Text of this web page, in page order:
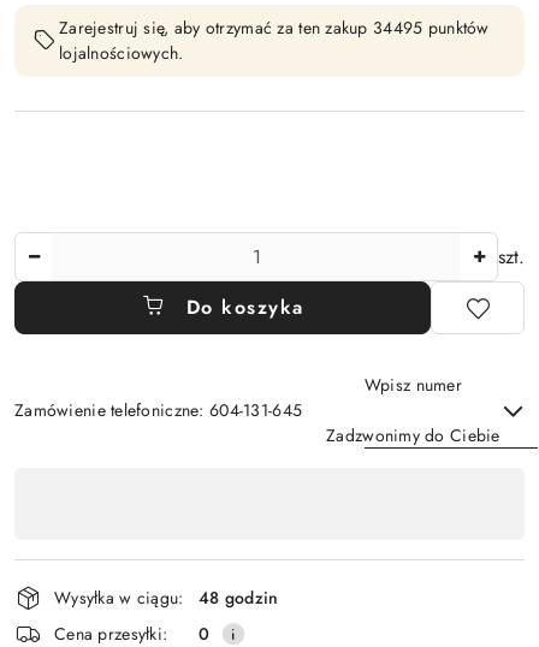
Zarejestruj się, aby otrzymać za ten zakup 34495 punktów
lojalnościowych.
szt.
Do koszyka
Zamówienie telefoniczne: 604-131-645
Wpisz numer
Zadzwonimy do Ciebie
płatność
i
dostawa
Wysyłka w ciągu:
48 godzin
Cena przesyłki:
0